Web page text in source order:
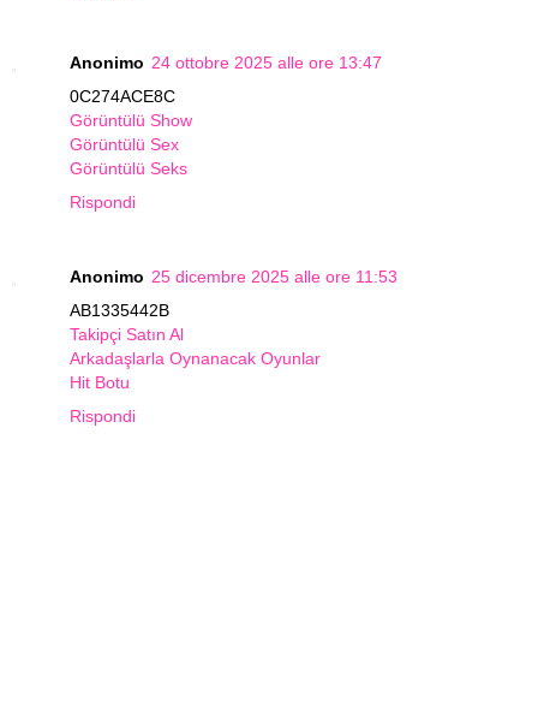
Anonimo 24 ottobre 2025 alle ore 13:47
0C274ACE8C
Görüntülü Show
Görüntülü Sex
Görüntülü Seks
Rispondi
Anonimo 25 dicembre 2025 alle ore 11:53
AB1335442B
Takipçi Satın Al
Arkadaşlarla Oynanacak Oyunlar
Hit Botu
Rispondi